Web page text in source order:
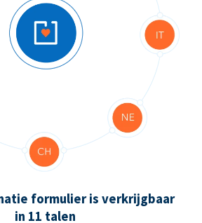
formulier is verkrijgbaar
in 11 talen